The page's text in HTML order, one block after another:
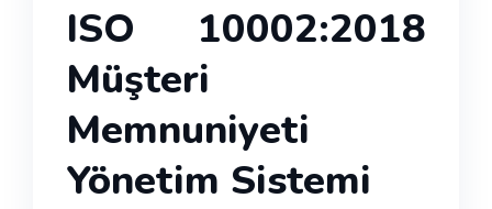
ISO 10002:2018
Müşteri
Memnuniyeti
Yönetim Sistemi